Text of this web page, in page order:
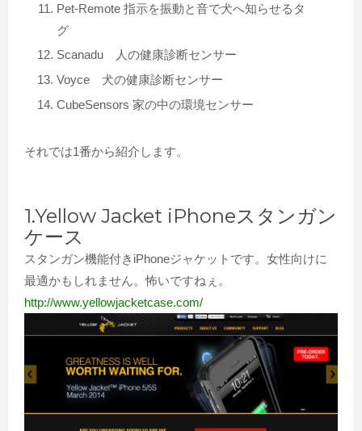
Pet-Remote 指示を振動と音で犬へ知らせるタ
グ
Scanadu 人の健康診断センサー
Voyce 犬の健康診断センサー
CubeSensors 家の中の環境センサー
それでは1番から紹介します。
1.Yellow Jacket iPhoneスタンガン
ケース
スタンガン機能付きiPhoneジャケットです。女性向けに
最適かもしれません。怖いですねぇ。
http://www.yellowjacketcase.com/